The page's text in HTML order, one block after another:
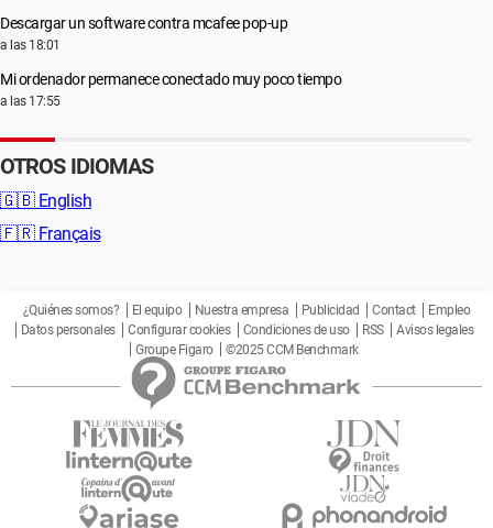
Descargar un software contra mcafee pop-up
a las 18:01
Mi ordenador permanece conectado muy poco tiempo
a las 17:55
OTROS IDIOMAS
🇬🇧 English
🇫🇷 Français
¿Quiénes somos? El equipo Nuestra empresa Publicidad Contact
Empleo
Datos personales
Configurar cookies Condiciones de uso RSS
Avisos legales
Groupe Figaro
©2025 CCM Benchmark